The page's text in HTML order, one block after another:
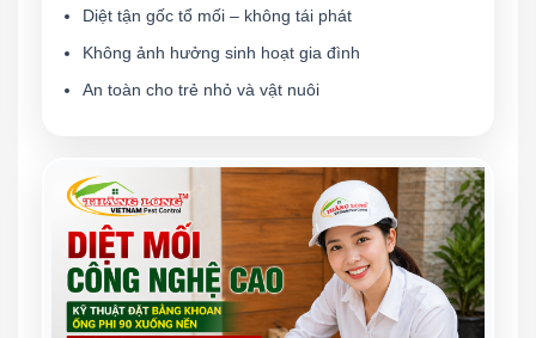
Diệt tận gốc tổ mối – không tái phát
Không ảnh hưởng sinh hoạt gia đình
An toàn cho trẻ nhỏ và vật nuôi